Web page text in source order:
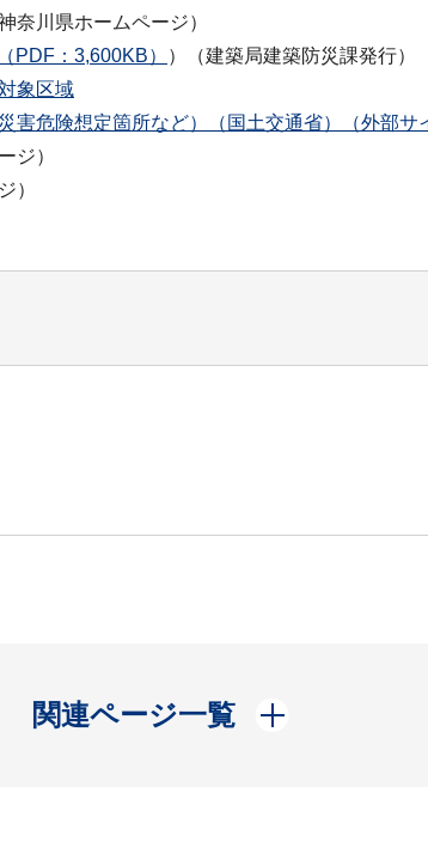
神奈川県ホームページ）
PDF：3,600KB）
）（建築局建築防災課発行）
象区域
害危険想定箇所など）（国土交通省）（外部サ
ジ）
）
関連ページ一覧
開く